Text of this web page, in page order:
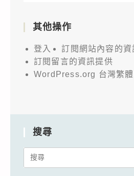
其他操作
登入
訂閱網站內容的資
訂閱留言的資訊提供
WordPress.org 台灣繁
搜尋
Search